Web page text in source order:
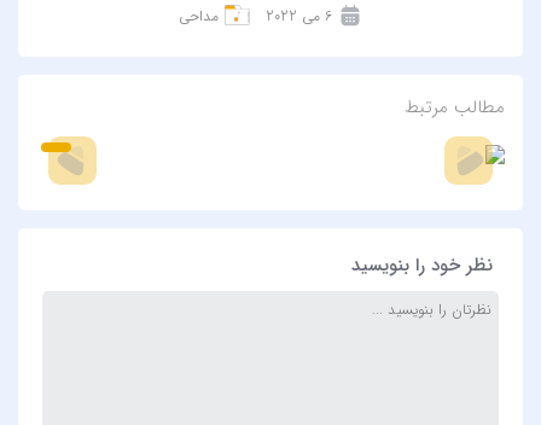
6 می 2022 مداحی
مطالب مرتبط
نظر خود را بنویسید